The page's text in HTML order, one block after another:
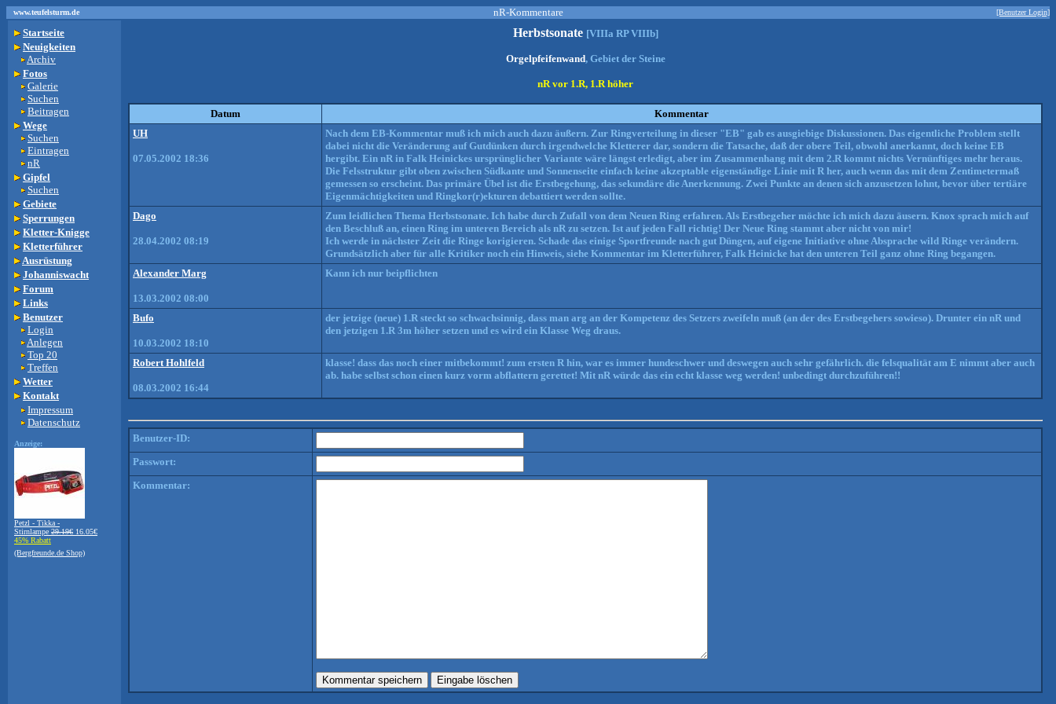
www.teufelsturm.de nR-Kommentare [Benutzer Login]
Startseite
Neuigkeiten
Archiv
Fotos
Galerie
Suchen
Beitragen
Wege
Suchen
Eintragen
nR
Gipfel
Suchen
Gebiete
Sperrungen
Kletter-Knigge
Kletterführer
Ausrüstung
Johanniswacht
Forum
Links
Benutzer
Login
Anlegen
Top 20
Treffen
Wetter
Kontakt
Impressum
Datenschutz
Anzeige:
Petzl - Tikka -
Stirnlampe 29.19€ 16.05€
45% Rabatt
(Bergfreunde.de Shop)
Herbstsonate [VIIIa RP VIIIb]
Orgelpfeifenwand, Gebiet der Steine
nR vor 1.R, 1.R höher
Datum
Kommentar
UH
07.05.2002 18:36
Nach dem EB-Kommentar muß ich mich auch dazu äußern. Zur Ringverteilung in dieser "EB" gab es ausgiebige Diskussionen. Das eigentliche Problem stellt
dabei nicht die Veränderung auf Gutdünken durch irgendwelche Kletterer dar, sondern die Tatsache, daß der obere Teil, obwohl anerkannt, doch keine EB
hergibt. Ein nR in Falk Heinickes ursprünglicher Variante wäre längst erledigt, aber im Zusammenhang mit dem 2.R kommt nichts Vernünftiges mehr heraus.
Die Felsstruktur gibt oben zwischen Südkante und Sonnenseite einfach keine akzeptable eigenständige Linie mit R her, auch wenn das mit dem Zentimetermaß
gemessen so erscheint. Das primäre Übel ist die Erstbegehung, das sekundäre die Anerkennung. Zwei Punkte an denen sich anzusetzen lohnt, bevor über tertiäre
Eigenmächtigkeiten und Ringkor(r)ekturen debattiert werden sollte.
Dago
28.04.2002 08:19
Zum leidlichen Thema Herbstsonate. Ich habe durch Zufall von dem Neuen Ring erfahren. Als Erstbegeher möchte ich mich dazu äusern. Knox sprach mich auf
den Beschluß an, einen Ring im unteren Bereich als nR zu setzen. Ist auf jeden Fall richtig! Der Neue Ring stammt aber nicht von mir!
Ich werde in nächster Zeit die Ringe korigieren. Schade das einige Sportfreunde nach gut Düngen, auf eigene Initiative ohne Absprache wild Ringe verändern.
Grundsätzlich aber für alle Kritiker noch ein Hinweis, siehe Kommentar im Kletterführer, Falk Heinicke hat den unteren Teil ganz ohne Ring begangen.
Alexander Marg
13.03.2002 08:00
Kann ich nur beipflichten
Bufo
10.03.2002 18:10
der jetzige (neue) 1.R steckt so schwachsinnig, dass man arg an der Kompetenz des Setzers zweifeln muß (an der des Erstbegehers sowieso). Drunter ein nR und
den jetzigen 1.R 3m höher setzen und es wird ein Klasse Weg draus.
Robert Hohlfeld
08.03.2002 16:44
klasse! dass das noch einer mitbekommt! zum ersten R hin, war es immer hundeschwer und deswegen auch sehr gefährlich. die felsqualität am E nimmt aber auch
ab. habe selbst schon einen kurz vorm abflattern gerettet! Mit nR würde das ein echt klasse weg werden! unbedingt durchzuführen!!
Benutzer-ID:
Passwort:
Kommentar: